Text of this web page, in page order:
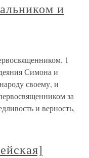
и
1
Симона и
своему, и
за
и верность,